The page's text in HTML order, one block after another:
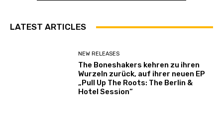
LATEST ARTICLES
NEW RELEASES
The Boneshakers kehren zu ihren
Wurzeln zurück, auf ihrer neuen EP
„Pull Up The Roots: The Berlin &
Hotel Session“